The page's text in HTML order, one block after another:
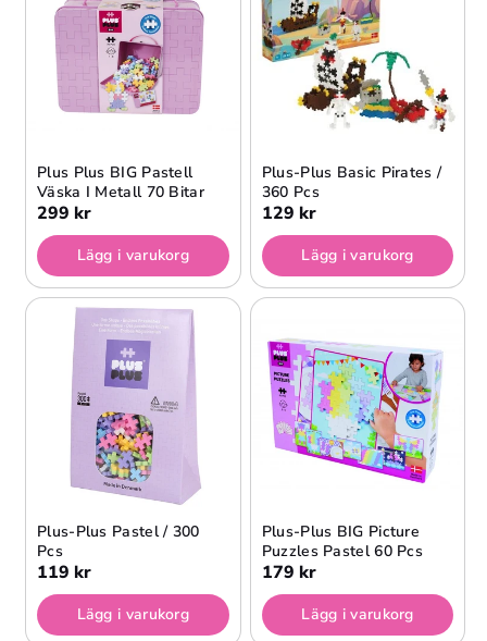
Plus Plus BIG Pastell
Väska I Metall 70 Bitar
299 kr
Lägg i varukorg
Plus-Plus Basic Pirates /
360 Pcs
129 kr
Lägg i varukorg
Plus-Plus Pastel / 300
Pcs
119 kr
Lägg i varukorg
Plus-Plus BIG Picture
Puzzles Pastel 60 Pcs
179 kr
Lägg i varukorg